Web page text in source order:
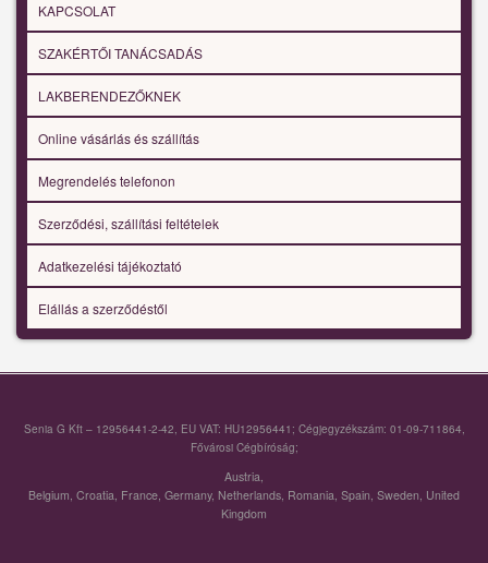
KAPCSOLAT
SZAKÉRTŐI TANÁCSADÁS
LAKBERENDEZŐKNEK
Online vásárlás és szállítás
Megrendelés telefonon
Szerződési, szállítási feltételek
Adatkezelési tájékoztató
Elállás a szerződéstől
Senia G Kft – 12956441-2-42, EU VAT: HU12956441; Cégjegyzékszám: 01-09-711864,
Fővárosi Cégbíróság;
Austria,
Belgium, Croatia, France, Germany, Netherlands, Romania, Spain, Sweden, United
Kingdom